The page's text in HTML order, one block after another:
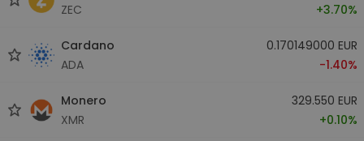
ZEC
+3.70%
Cardano
ADA
0.170149000 EUR
-1.40%
Monero
XMR
329.550 EUR
+0.10%